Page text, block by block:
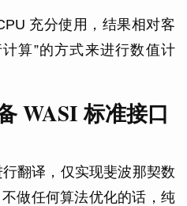
充分使用，结果相对客
算”的方式来进行数值计
WASI 标准接口
翻译，仅实现斐波那契数
做任何算法优化的话，纯